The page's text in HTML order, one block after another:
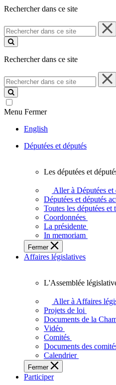
Rechercher dans ce site
Rechercher
dans
ce
Rechercher dans ce site
Rechercher
dans
ce
site
Menu Fermer
English
Députées et députés
députées
députés
vous
représentent
sein
de
l'Assemblée
l'Ontario.
Les députées et
Aller à Députées et
Députées et députés
Toutes les députées et
Coordonnées
La présidente
In memoriam
Fermer
Affaires législatives
législative
adopte
touchent
vie
des
Ontariennes
L'Assemblée
Aller à Affaires
Projets de loi
Documents de la
Vidéo
Comités
Documents des
Calendrier
Fermer
Participer